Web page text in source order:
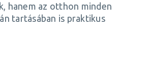
hanem az otthon minden
tartásában is praktikus